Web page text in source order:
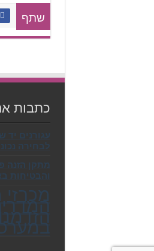
שתף
כתבות
עגורנים יד
לבחירה
מתקן הזנה
והבטיחות